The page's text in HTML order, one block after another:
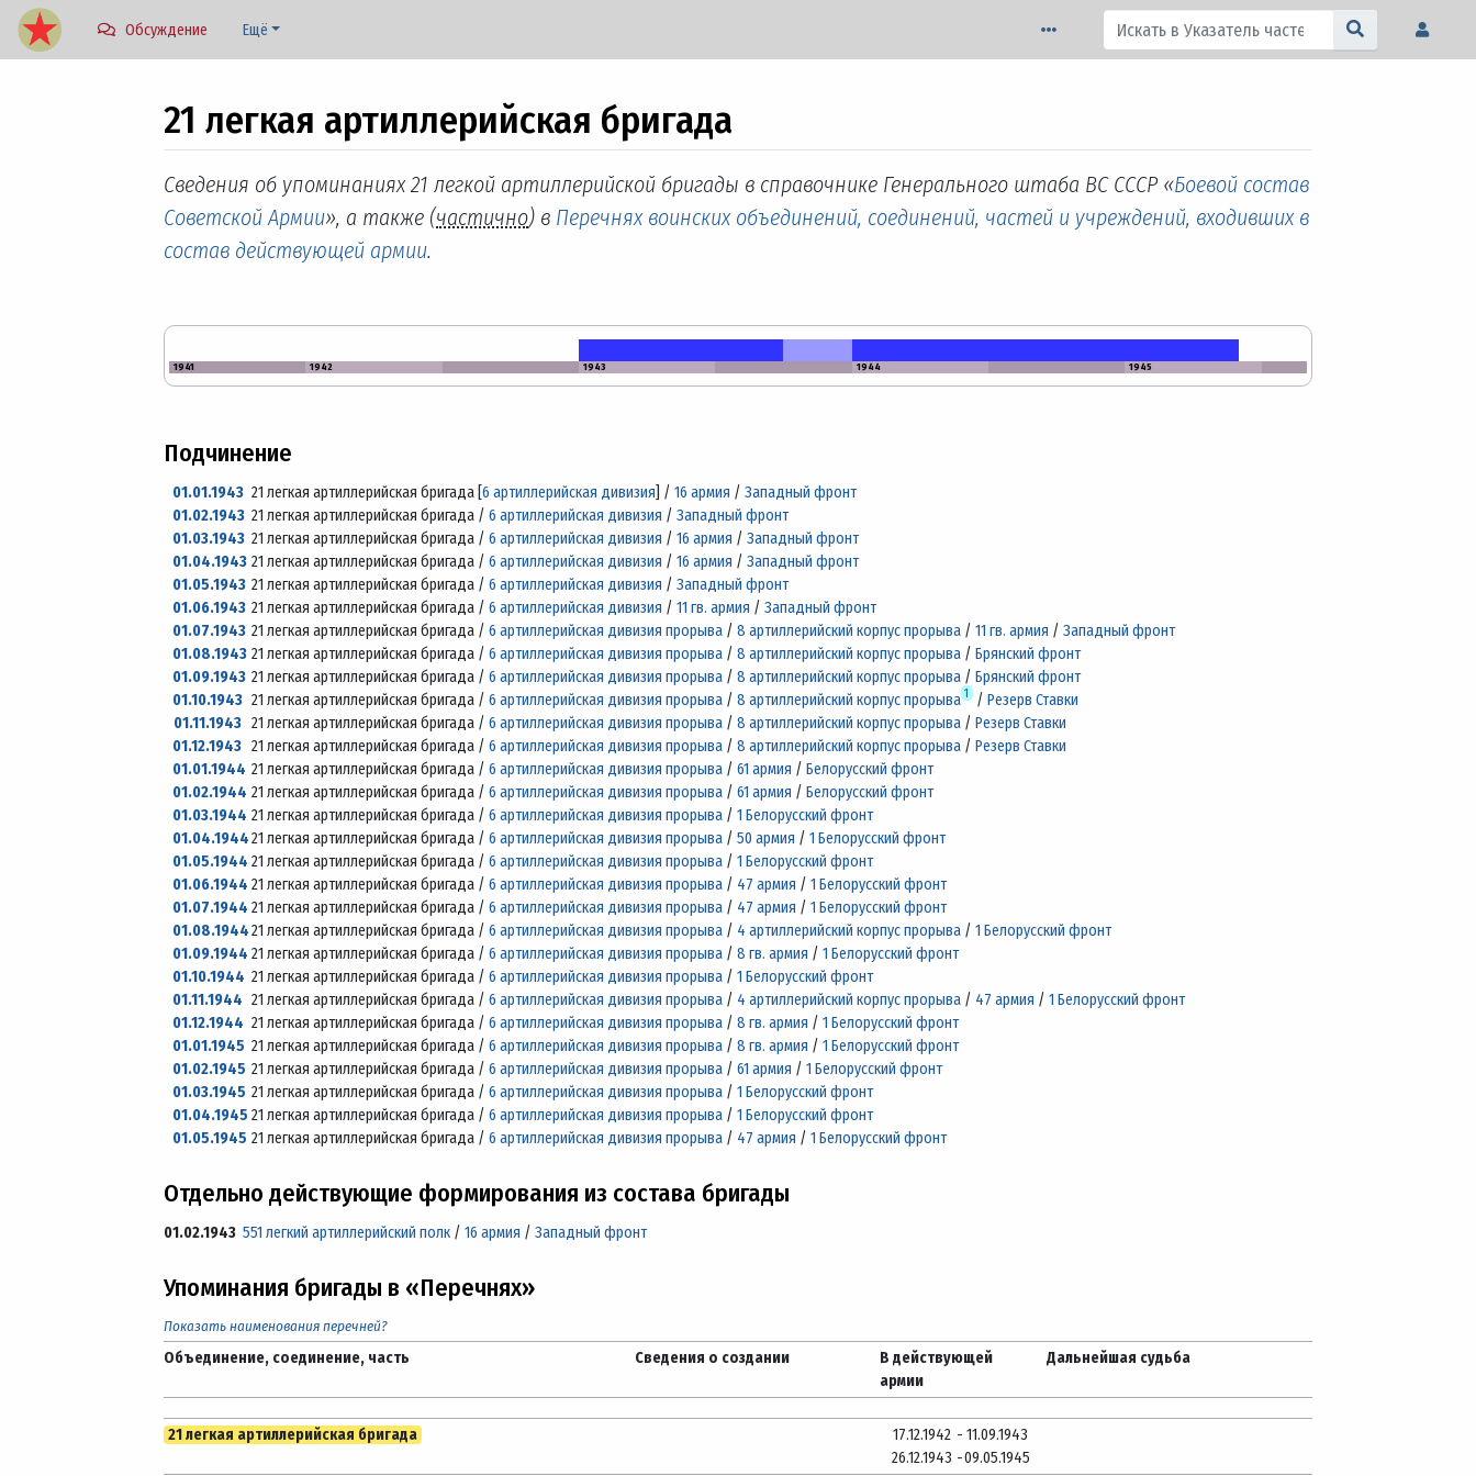
Обсуждение Ещё
21 легкая артиллерийская бригада
Перейти к:навигация,поиск
Сведения об упоминаниях 21 легкой артиллерийской бригады в справочнике Генерального штаба ВС СССР «Боевой состав
Советской Армии», а также (частично) в Перечнях воинских объединений, соединений, частей и учреждений, входивших в
состав действующей армии.
1941 1942 1943 1944 1945
Подчинение
01.01.194321 легкая артиллерийская бригада [6 артиллерийская дивизия ] /16 армия /Западный фронт
01.02.194321 легкая артиллерийская бригада /6 артиллерийская дивизия /Западный фронт
01.03.194321 легкая артиллерийская бригада /6 артиллерийская дивизия /16 армия /Западный фронт
01.04.194321 легкая артиллерийская бригада /6 артиллерийская дивизия /16 армия /Западный фронт
01.05.194321 легкая артиллерийская бригада /6 артиллерийская дивизия /Западный фронт
01.06.194321 легкая артиллерийская бригада /6 артиллерийская дивизия /11 гв. армия /Западный фронт
01.07.194321 легкая артиллерийская бригада /6 артиллерийская дивизия прорыва /8 артиллерийский корпус прорыва /11 гв. армия /Западный фронт
01.08.194321 легкая артиллерийская бригада /6 артиллерийская дивизия прорыва /8 артиллерийский корпус прорыва /Брянский фронт
01.09.194321 легкая артиллерийская бригада /6 артиллерийская дивизия прорыва /8 артиллерийский корпус прорыва /Брянский фронт
01.10.194321 легкая артиллерийская бригада /6 артиллерийская дивизия прорыва /8 артиллерийский корпус прорыва 1 /Резерв Ставки
01.11.1943 21 легкая артиллерийская бригада /6 артиллерийская дивизия прорыва /8 артиллерийский корпус прорыва /Резерв Ставки
01.12.1943 21 легкая артиллерийская бригада /6 артиллерийская дивизия прорыва /8 артиллерийский корпус прорыва /Резерв Ставки
01.01.194421 легкая артиллерийская бригада /6 артиллерийская дивизия прорыва /61 армия /Белорусский фронт
01.02.194421 легкая артиллерийская бригада /6 артиллерийская дивизия прорыва /61 армия /Белорусский фронт
01.03.194421 легкая артиллерийская бригада /6 артиллерийская дивизия прорыва /1 Белорусский фронт
01.04.194421 легкая артиллерийская бригада /6 артиллерийская дивизия прорыва /50 армия /1 Белорусский фронт
01.05.194421 легкая артиллерийская бригада /6 артиллерийская дивизия прорыва /1 Белорусский фронт
01.06.194421 легкая артиллерийская бригада /6 артиллерийская дивизия прорыва / 47 армия /1 Белорусский фронт
01.07.194421 легкая артиллерийская бригада /6 артиллерийская дивизия прорыва / 47 армия /1 Белорусский фронт
01.08.194421 легкая артиллерийская бригада /6 артиллерийская дивизия прорыва / 4 артиллерийский корпус прорыва /1 Белорусский фронт
01.09.194421 легкая артиллерийская бригада /6 артиллерийская дивизия прорыва /8 гв. армия /1 Белорусский фронт
01.10.194421 легкая артиллерийская бригада /6 артиллерийская дивизия прорыва /1 Белорусский фронт
01.11.1944 21 легкая артиллерийская бригада /6 артиллерийская дивизия прорыва / 4 артиллерийский корпус прорыва / 47 армия /1 Белорусский фронт
01.12.194421 легкая артиллерийская бригада /6 артиллерийская дивизия прорыва /8 гв. армия /1 Белорусский фронт
01.01.194521 легкая артиллерийская бригада /6 артиллерийская дивизия прорыва /8 гв. армия /1 Белорусский фронт
01.02.194521 легкая артиллерийская бригада /6 артиллерийская дивизия прорыва /61 армия /1 Белорусский фронт
01.03.194521 легкая артиллерийская бригада /6 артиллерийская дивизия прорыва /1 Белорусский фронт
01.04.194521 легкая артиллерийская бригада /6 артиллерийская дивизия прорыва /1 Белорусский фронт
01.05.194521 легкая артиллерийская бригада /6 артиллерийская дивизия прорыва / 47 армия /1 Белорусский фронт
Отдельно действующие формирования из состава бригады
01.02.1943 551 легкий артиллерийский полк /16 армия /Западный фронт
Упоминания бригады в «Перечнях»
Показать наименования перечней?
Объединение, соединение, часть Сведения о создании
В действующей
армии
Дальнейшая судьба
21 легкая артиллерийская бригада 17.12.1942 - 11.09.1943
26.12.1943 -09.05.1945